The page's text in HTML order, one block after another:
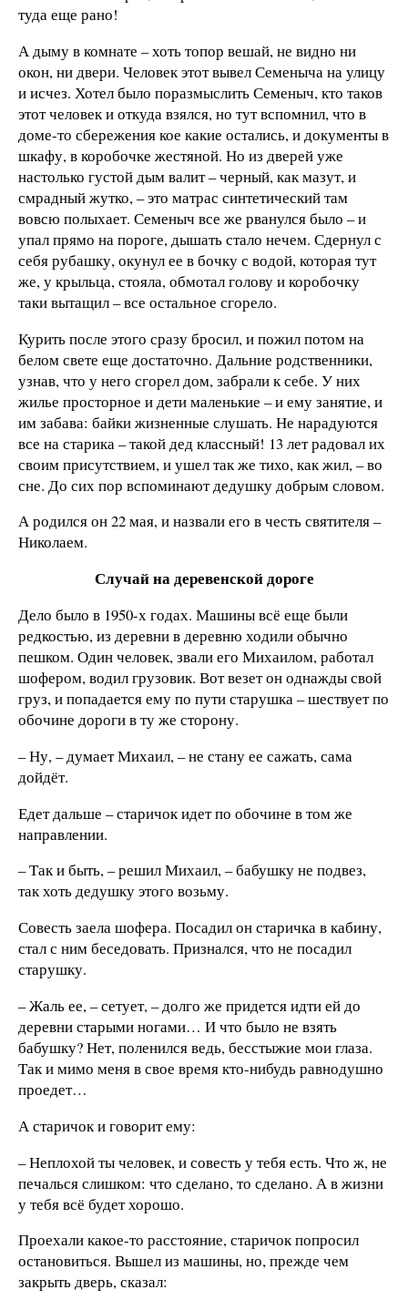
туда еще рано!
А дыму в комнате – хоть топор вешай, не видно ни
окон, ни двери. Человек этот вывел Семеныча на улицу
и исчез. Хотел было поразмыслить Семеныч, кто таков
этот человек и откуда взялся, но тут вспомнил, что в
доме-то сбережения кое какие остались, и документы в
шкафу, в коробочке жестяной. Но из дверей уже
настолько густой дым валит – черный, как мазут, и
смрадный жутко, – это матрас синтетический там
вовсю полыхает. Семеныч все же рванулся было – и
упал прямо на пороге, дышать стало нечем. Сдернул с
себя рубашку, окунул ее в бочку с водой, которая тут
же, у крыльца, стояла, обмотал голову и коробочку
таки вытащил – все остальное сгорело.
Курить после этого сразу бросил, и пожил потом на
белом свете еще достаточно. Дальние родственники,
узнав, что у него сгорел дом, забрали к себе. У них
жилье просторное и дети маленькие – и ему занятие, и
им забава: байки жизненные слушать. Не нарадуются
все на старика – такой дед классный! 13 лет радовал их
своим присутствием, и ушел так же тихо, как жил, – во
сне. До сих пор вспоминают дедушку добрым словом.
А родился он 22 мая, и назвали его в честь святителя –
Николаем.
Случай на деревенской дороге
Дело было в 1950-х годах. Машины всё еще были
редкостью, из деревни в деревню ходили обычно
пешком. Один человек, звали его Михаилом, работал
шофером, водил грузовик. Вот везет он однажды свой
груз, и попадается ему по пути старушка – шествует по
обочине дороги в ту же сторону.
– Ну, – думает Михаил, – не стану ее сажать, сама
дойдёт.
Едет дальше – старичок идет по обочине в том же
направлении.
– Так и быть, – решил Михаил, – бабушку не подвез,
так хоть дедушку этого возьму.
Совесть заела шофера. Посадил он старичка в кабину,
стал с ним беседовать. Признался, что не посадил
старушку.
– Жаль ее, – сетует, – долго же придется идти ей до
деревни старыми ногами… И что было не взять
бабушку? Нет, поленился ведь, бесстыжие мои глаза.
Так и мимо меня в свое время кто-нибудь равнодушно
проедет…
А старичок и говорит ему:
– Неплохой ты человек, и совесть у тебя есть. Что ж, не
печалься слишком: что сделано, то сделано. А в жизни
у тебя всё будет хорошо.
Проехали какое-то расстояние, старичок попросил
остановиться. Вышел из машины, но, прежде чем
закрыть дверь, сказал: